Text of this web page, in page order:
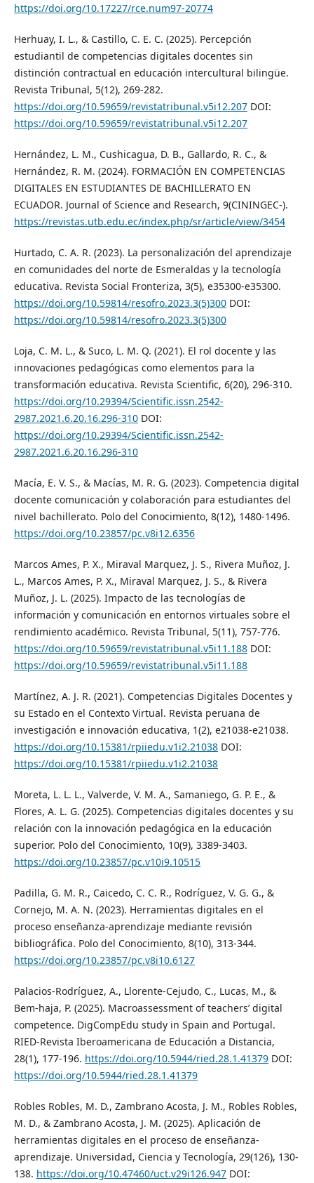
https://doi.org/10.17227/rce.num97-20774
Herhuay, I. L., & Castillo, C. E. C. (2025). Percepción
estudiantil de competencias digitales docentes sin
distinción contractual en educación intercultural bilingüe.
Revista Tribunal, 5(12), 269-282.
https://doi.org/10.59659/revistatribunal.v5i12.207DOI:
https://doi.org/10.59659/revistatribunal.v5i12.207
Hernández, L. M., Cushicagua, D. B., Gallardo, R. C., &
Hernández, R. M. (2024). FORMACIÓN EN COMPETENCIAS
DIGITALES EN ESTUDIANTES DE BACHILLERATO EN
ECUADOR. Journal of Science and Research, 9(CININGEC-).
https://revistas.utb.edu.ec/index.php/sr/article/view/3454
Hurtado, C. A. R. (2023). La personalización del aprendizaje
en comunidades del norte de Esmeraldas y la tecnología
educativa. Revista Social Fronteriza, 3(5), e35300-e35300.
https://doi.org/10.59814/resofro.2023.3(5)300DOI:
https://doi.org/10.59814/resofro.2023.3(5)300
Loja, C. M. L., & Suco, L. M. Q. (2021). El rol docente y las
innovaciones pedagógicas como elementos para la
transformación educativa. Revista Scientific, 6(20), 296-310.
https://doi.org/10.29394/Scientific.issn.2542-
2987.2021.6.20.16.296-310DOI:
https://doi.org/10.29394/Scientific.issn.2542-
2987.2021.6.20.16.296-310
Macía, E. V. S., & Macías, M. R. G. (2023). Competencia digital
docente comunicación y colaboración para estudiantes del
nivel bachillerato. Polo del Conocimiento, 8(12), 1480-1496.
https://doi.org/10.23857/pc.v8i12.6356
Marcos Ames, P. X., Miraval Marquez, J. S., Rivera Muñoz, J.
L., Marcos Ames, P. X., Miraval Marquez, J. S., & Rivera
Muñoz, J. L. (2025). Impacto de las tecnologías de
información y comunicación en entornos virtuales sobre el
rendimiento académico. Revista Tribunal, 5(11), 757-776.
https://doi.org/10.59659/revistatribunal.v5i11.188DOI:
https://doi.org/10.59659/revistatribunal.v5i11.188
Martínez, A. J. R. (2021). Competencias Digitales Docentes y
su Estado en el Contexto Virtual. Revista peruana de
investigación e innovación educativa, 1(2), e21038-e21038.
https://doi.org/10.15381/rpiiedu.v1i2.21038DOI:
https://doi.org/10.15381/rpiiedu.v1i2.21038
Moreta, L. L. L., Valverde, V. M. A., Samaniego, G. P. E., &
Flores, A. L. G. (2025). Competencias digitales docentes y su
relación con la innovación pedagógica en la educación
superior. Polo del Conocimiento, 10(9), 3389-3403.
https://doi.org/10.23857/pc.v10i9.10515
Padilla, G. M. R., Caicedo, C. C. R., Rodríguez, V. G. G., &
Cornejo, M. A. N. (2023). Herramientas digitales en el
proceso enseñanza-aprendizaje mediante revisión
bibliográfica. Polo del Conocimiento, 8(10), 313-344.
https://doi.org/10.23857/pc.v8i10.6127
Palacios-Rodríguez, A., Llorente-Cejudo, C., Lucas, M., &
Bem-haja, P. (2025). Macroassessment of teachers’ digital
competence. DigCompEdu study in Spain and Portugal.
RIED-Revista Iberoamericana de Educación a Distancia,
28(1), 177-196. https://doi.org/10.5944/ried.28.1.41379DOI:
https://doi.org/10.5944/ried.28.1.41379
Robles Robles, M. D., Zambrano Acosta, J. M., Robles Robles,
M. D., & Zambrano Acosta, J. M. (2025). Aplicación de
herramientas digitales en el proceso de enseñanza-
aprendizaje. Universidad, Ciencia y Tecnología, 29(126), 130-
138. https://doi.org/10.47460/uct.v29i126.947DOI: